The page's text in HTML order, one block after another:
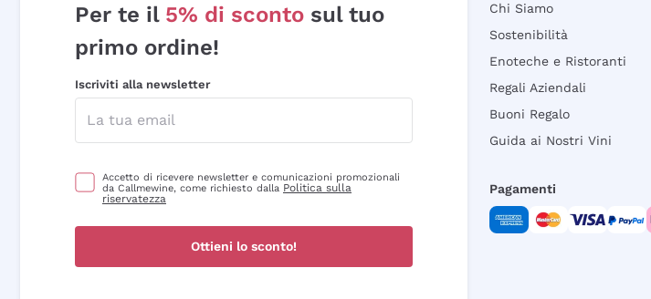
Per te il 5% di sconto sul tuo
primo ordine!
Iscriviti alla newsletter
Accetto di ricevere newsletter e comunicazioni promozionali
da Callmewine, come richiesto dalla Politica sulla
riservatezza
Ottieni lo sconto!
Chi Siamo
Sostenibilità
Enoteche e Ristoranti
Regali Aziendali
Buoni Regalo
Guida ai Nostri Vini
Pagamenti